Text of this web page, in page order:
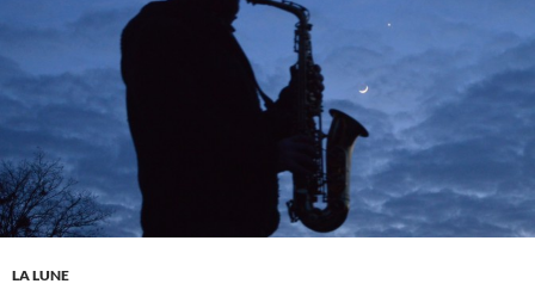
LA LUNE